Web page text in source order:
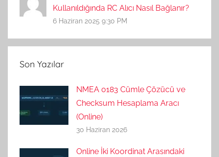
Kullanıldığında RC Alıcı Nasıl Bağlanır?
6 Haziran 2025 9:30 PM
Son Yazılar
NMEA 0183 Cümle Çözücü ve
Checksum Hesaplama Aracı
(Online)
30 Haziran 2026
Online İki Koordinat Arasındaki